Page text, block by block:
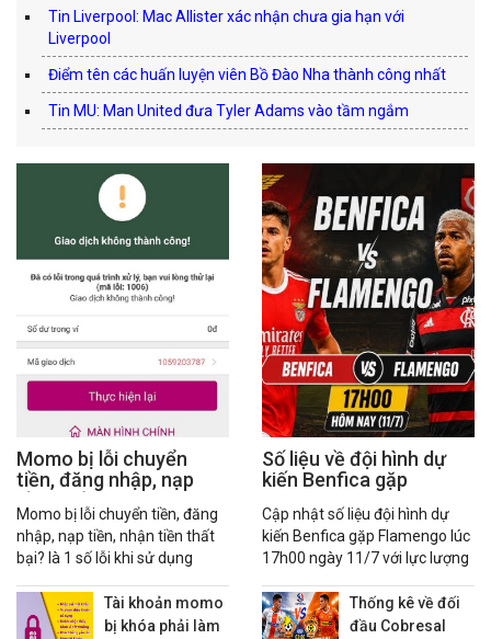
Tin Liverpool: Mac Allister xác nhận chưa gia hạn với
Liverpool
Điểm tên các huấn luyện viên Bồ Đào Nha thành công nhất
Tin MU: Man United đưa Tyler Adams vào tầm ngắm
Momo bị lỗi chuyển
tiền, đăng nhập, nạp
tiền thất bại?
Momo bị lỗi chuyển tiền, đăng
nhập, nạp tiền, nhận tiền thất
bại? là 1 số lỗi khi sử dụng
cùng 1 lúc
Tài khoản momo
bị khóa phải làm
Số liệu về đội hình dự
kiến Benfica gặp
Flamengo hôm nay
Cập nhật số liệu đội hình dự
kiến Benfica gặp Flamengo lúc
17h00 ngày 11/7 với lực lượng
bóng lăn.
Thống kê về đối
đầu Cobresal